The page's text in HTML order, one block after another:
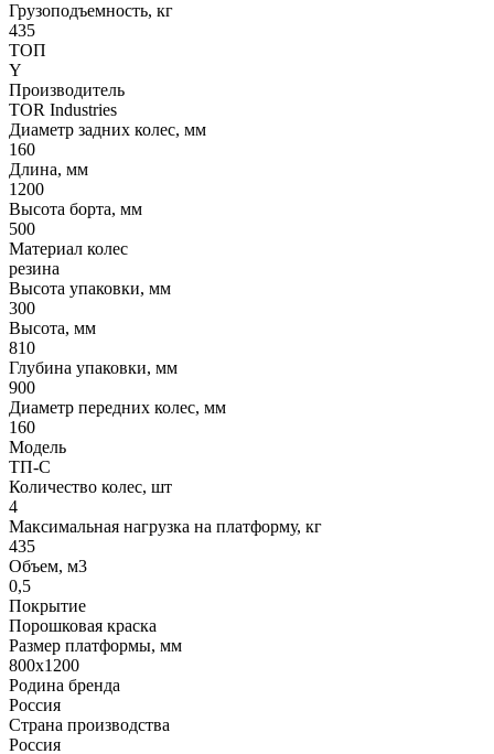
Грузоподъемность, кг
435
ТОП
Y
Производитель
TOR Industries
Диаметр задних колес, мм
160
Длина, мм
1200
Высота борта, мм
500
Материал колес
резина
Высота упаковки, мм
300
Высота, мм
810
Глубина упаковки, мм
900
Диаметр передних колес, мм
160
Модель
ТП-С
Количество колес, шт
4
Максимальная нагрузка на платформу, кг
435
Объем, м3
0,5
Покрытие
Порошковая краска
Размер платформы, мм
800х1200
Родина бренда
Россия
Страна производства
Россия